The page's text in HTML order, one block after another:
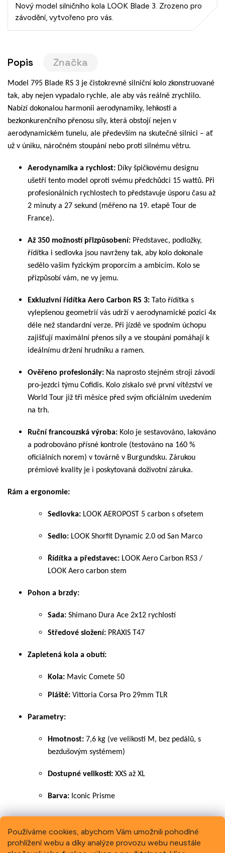
Používáme cookies, abychom Vám umožnili pohodlné
prohlížení webu a díky analýze provozu webu neustále
Nový model silničního kola LOOK Blade 3. Zrozeno pro
závodění, vytvořeno pro vás.
Popis Značka
Model 795 Blade RS 3 je čistokrevné silniční kolo zkonstruované
tak, aby nejen vypadalo rychle, ale aby vás reálně zrychlilo.
Nabízí dokonalou harmonii aerodynamiky, lehkosti a
bezkonkurenčního přenosu síly, která obstojí nejen v
aerodynamickém tunelu, ale především na skutečné silnici – ať
už v úniku, náročném stoupání nebo proti silnému větru.
Aerodynamika a rychlost: Díky špičkovému designu
ušetří tento model oproti svému předchůdci 15 wattů. Při
profesionálních rychlostech to představuje úsporu času až
2 minuty a 27 sekund (měřeno na 19. etapě Tour de
France).
Až 350 možností přizpůsobení: Představec, podložky,
řídítka i sedlovka jsou navrženy tak, aby kolo dokonale
sedělo vašim fyzickým proporcím a ambicím. Kolo se
přizpůsobí vám, ne vy jemu.
Exkluzivní řídítka Aero Carbon RS 3: Tato řídítka s
vylepšenou geometrií vás udrží v aerodynamické pozici 4x
déle než standardní verze. Při jízdě ve spodním úchopu
zajišťují maximální přenos síly a ve stoupání pomáhají k
ideálnímu držení hrudníku a ramen.
Ověřeno profesionály: Na naprosto stejném stroji závodí
pro-jezdci týmu Cofidis. Kolo získalo své první vítězství ve
World Tour již tři měsíce před svým oficiálním uvedením
na trh.
Ruční francouzská výroba: Kolo je sestavováno, lakováno
a podrobováno přísné kontrole (testováno na 160 %
oficiálních norem) v továrně v Burgundsku. Zárukou
prémiové kvality je i poskytovaná doživotní záruka.
Rám a ergonomie:
Sedlovka: LOOK AEROPOST 5 carbon s ofsetem
Sedlo: LOOK Shorfit Dynamic 2.0 od San Marco
Řídítka a představec: LOOK Aero Carbon RS3 /
LOOK Aero carbon stem
Pohon a brzdy:
Sada: Shimano Dura Ace 2x12 rychlostí
Středové složení: PRAXIS T47
Zapletená kola a obutí:
Kola: Mavic Comete 50
Pláště: Vittoria Corsa Pro 29mm TLR
Parametry:
Hmotnost: 7,6 kg (ve velikosti M, bez pedálů, s
bezdušovým systémem)
Dostupné velikosti: XXS až XL
Barva: Iconic Prisme
Previous